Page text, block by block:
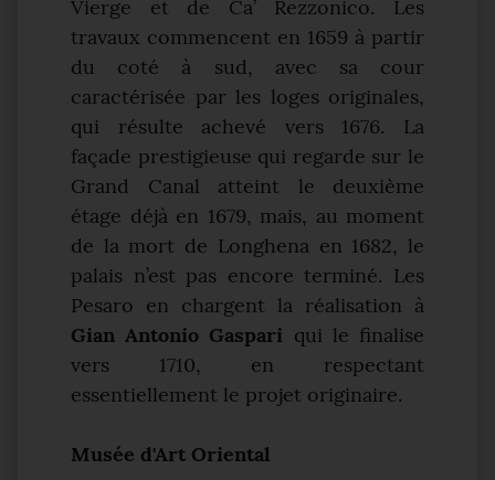
Vierge et de Ca’ Rezzonico. Les
travaux commencent en 1659 à partir
du coté à sud, avec sa cour
caractérisée par les loges originales,
qui résulte achevé vers 1676. La
façade prestigieuse qui regarde sur le
Grand Canal atteint le deuxième
étage déjà en 1679, mais, au moment
de la mort de Longhena en 1682, le
palais n’est pas encore terminé. Les
Pesaro en chargent la réalisation à
Gian Antonio Gaspari qui le finalise
vers 1710, en respectant
essentiellement le projet originaire.
Musée d'Art Oriental